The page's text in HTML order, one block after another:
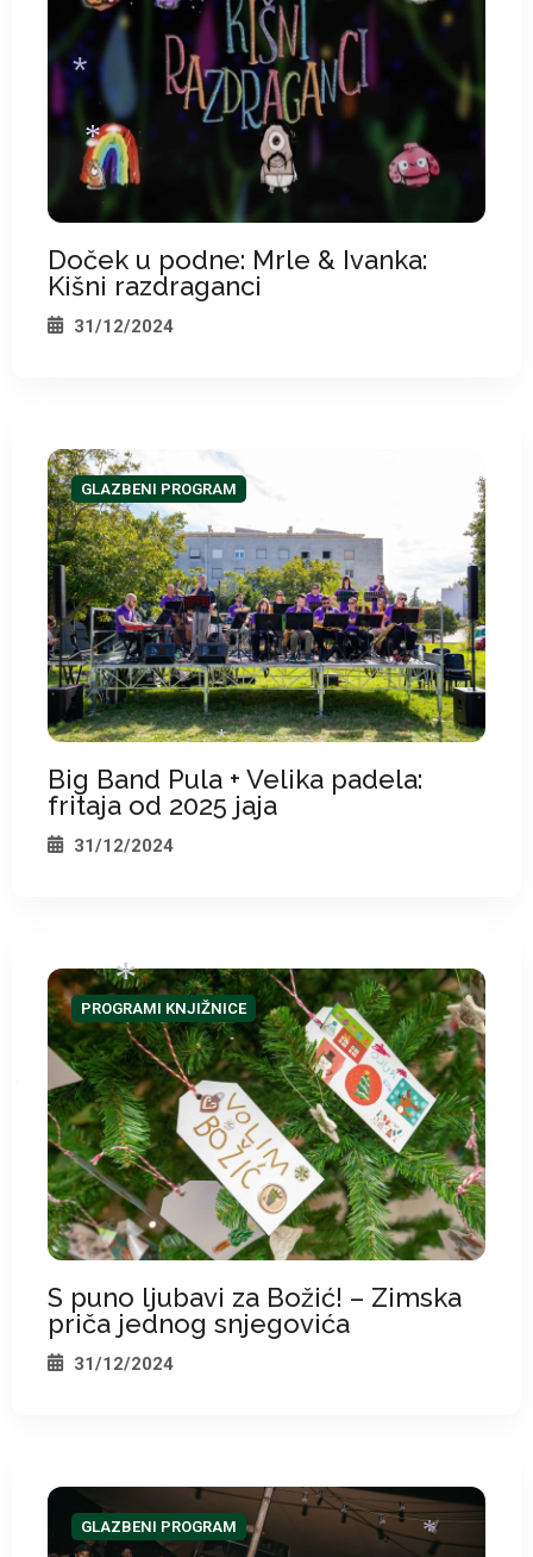
Doček u podne: Mrle & Ivanka:
Kišni razdraganci
31/12/2024
GLAZBENI PROGRAM
Big Band Pula + Velika padela:
fritaja od 2025 jaja
31/12/2024
PROGRAMI KNJIŽNICE
S puno ljubavi za Božić! – Zimska
priča jednog snjegovića
31/12/2024
GLAZBENI PROGRAM
*
*
*
*
*